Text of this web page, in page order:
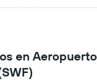
en Aeropuerto